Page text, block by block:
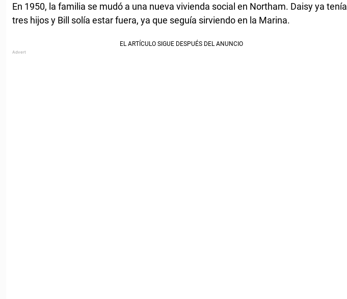
En 1950, la familia se mudó a una nueva vivienda social en Northam. Daisy ya tenía
tres hijos y Bill solía estar fuera, ya que seguía sirviendo en la Marina.